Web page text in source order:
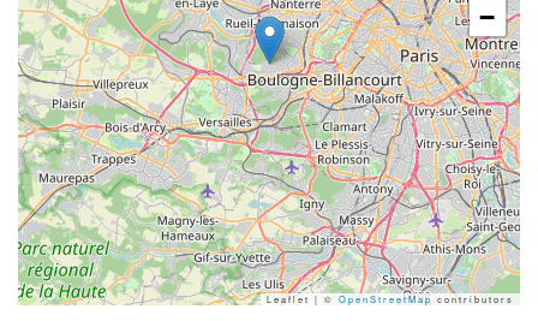
−
Leaflet | © OpenStreetMap contributors